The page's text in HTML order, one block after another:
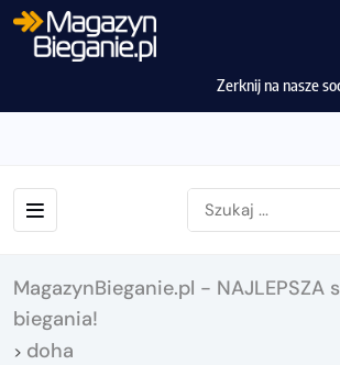
Zerknij na nasze
MagazynBieganie.pl - NAJLEPSZA
biegania!
> doha